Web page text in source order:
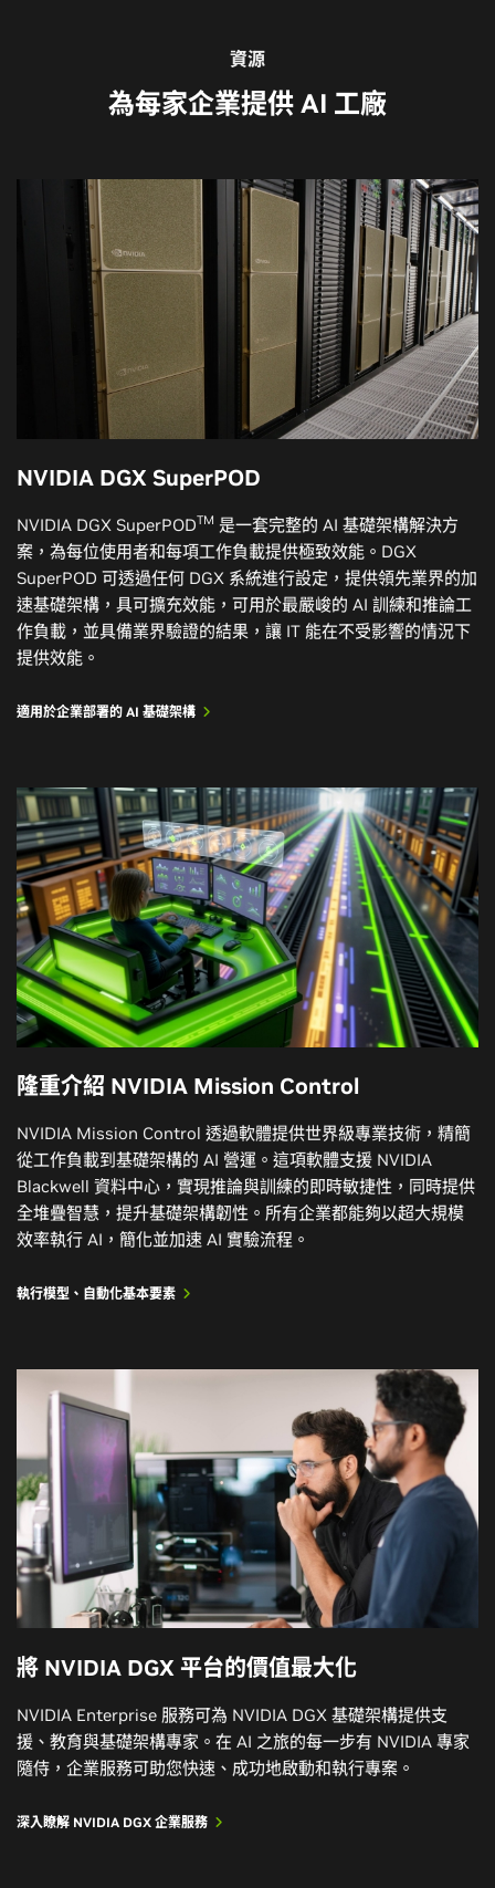
資源
為每家企業提供 AI 工廠
NVIDIA DGX SuperPOD
NVIDIA DGX SuperPODTM 是一套完整的 AI 基礎架構解決方
案，為每位使用者和每項工作負載提供極致效能。DGX
SuperPOD 可透過任何 DGX 系統進行設定，提供領先業界的加
速基礎架構，具可擴充效能，可用於最嚴峻的 AI 訓練和推論工
作負載，並具備業界驗證的結果，讓 IT 能在不受影響的情況下
提供效能。
適用於企業部署的 AI 基礎架構
隆重介紹 NVIDIA Mission Control
NVIDIA Mission Control 透過軟體提供世界級專業技術，精簡
從工作負載到基礎架構的 AI 營運。這項軟體支援 NVIDIA
Blackwell 資料中心，實現推論與訓練的即時敏捷性，同時提供
全堆疊智慧，提升基礎架構韌性。所有企業都能夠以超大規模
效率執行 AI，簡化並加速 AI 實驗流程。
執行模型、自動化基本要素
將 NVIDIA DGX 平台的價值最大化
NVIDIA Enterprise 服務可為 NVIDIA DGX 基礎架構提供支
援、教育與基礎架構專家。在 AI 之旅的每一步有 NVIDIA 專家
隨侍，企業服務可助您快速、成功地啟動和執行專案。
深入瞭解 NVIDIA DGX 企業服務